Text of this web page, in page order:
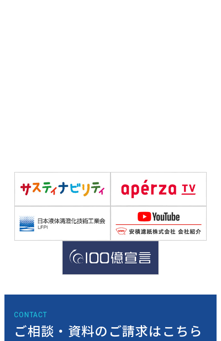
CONTACT
ご相談・資料のご請求はこちら